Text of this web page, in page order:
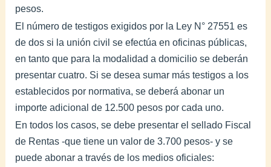
pesos.
El número de testigos exigidos por la Ley N° 27551 es
de dos si la unión civil se efectúa en oficinas públicas,
en tanto que para la modalidad a domicilio se deberán
presentar cuatro. Si se desea sumar más testigos a los
establecidos por normativa, se deberá abonar un
importe adicional de 12.500 pesos por cada uno.
En todos los casos, se debe presentar el sellado Fiscal
de Rentas -que tiene un valor de 3.700 pesos- y se
puede abonar a través de los medios oficiales: